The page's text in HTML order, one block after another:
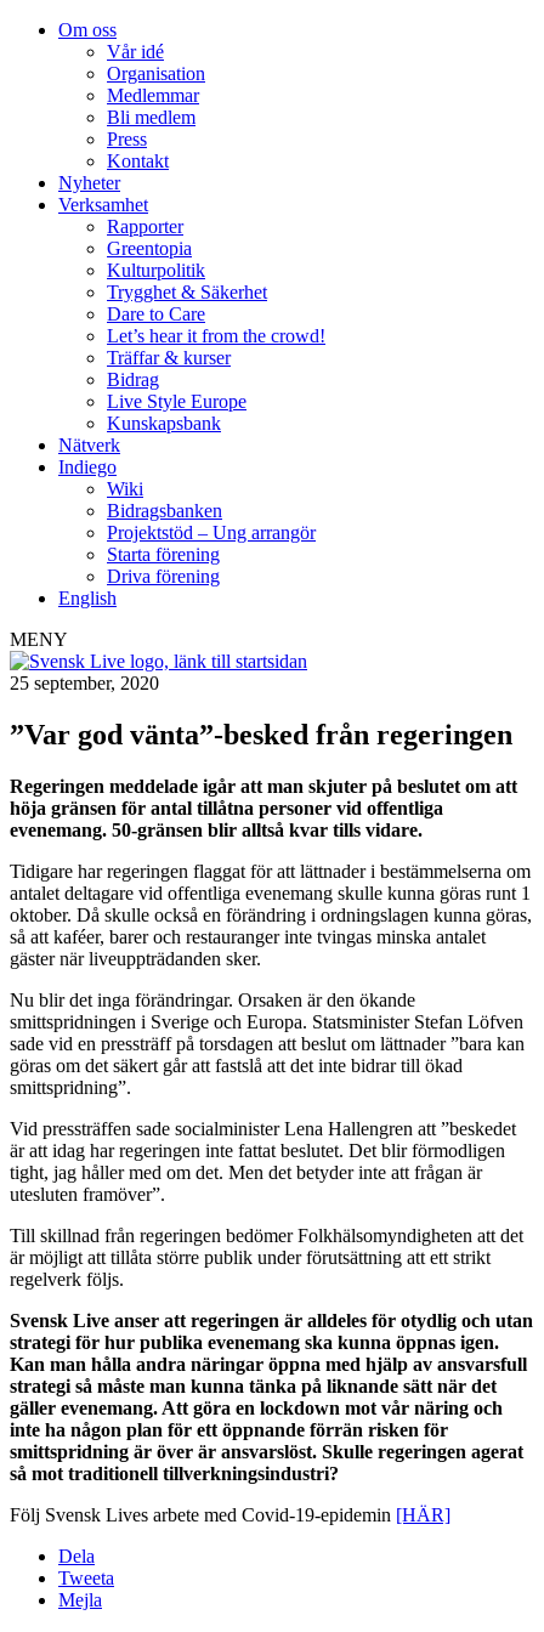
Om oss
Vår idé
Organisation
Medlemmar
Bli medlem
Press
Kontakt
Nyheter
Verksamhet
Rapporter
Greentopia
Kulturpolitik
Trygghet & Säkerhet
Dare to Care
Let’s hear it from the crowd!
Träffar & kurser
Bidrag
Live Style Europe
Kunskapsbank
Nätverk
Indiego
Wiki
Bidragsbanken
Projektstöd – Ung arrangör
Starta förening
Driva förening
English
MENY
25 september, 2020
”Var god vänta”-besked från regeringen
Regeringen meddelade igår att man skjuter på beslutet om att
höja gränsen för antal tillåtna personer vid offentliga
evenemang. 50-gränsen blir alltså kvar tills vidare.
Tidigare har regeringen flaggat för att lättnader i bestämmelserna om
antalet deltagare vid offentliga evenemang skulle kunna göras runt 1
oktober. Då skulle också en förändring i ordningslagen kunna göras,
så att kaféer, barer och restauranger inte tvingas minska antalet
gäster när liveuppträdanden sker.
Nu blir det inga förändringar. Orsaken är den ökande
smittspridningen i Sverige och Europa. Statsminister Stefan Löfven
sade vid en pressträff på torsdagen att beslut om lättnader ”bara kan
göras om det säkert går att fastslå att det inte bidrar till ökad
smittspridning”.
Vid pressträffen sade socialminister Lena Hallengren att ”beskedet
är att idag har regeringen inte fattat beslutet. Det blir förmodligen
tight, jag håller med om det. Men det betyder inte att frågan är
utesluten framöver”.
Till skillnad från regeringen bedömer Folkhälsomyndigheten att det
är möjligt att tillåta större publik under förutsättning att ett strikt
regelverk följs.
Svensk Live anser att regeringen är alldeles för otydlig och utan
strategi för hur publika evenemang ska kunna öppnas igen.
Kan man hålla andra näringar öppna med hjälp av ansvarsfull
strategi så måste man kunna tänka på liknande sätt när det
gäller evenemang. Att göra en lockdown mot vår näring och
inte ha någon plan för ett öppnande förrän risken för
smittspridning är över är ansvarslöst. Skulle regeringen agerat
så mot traditionell tillverkningsindustri?
Följ Svensk Lives arbete med Covid-19-epidemin [HÄR]
Dela
Tweeta
Mejla